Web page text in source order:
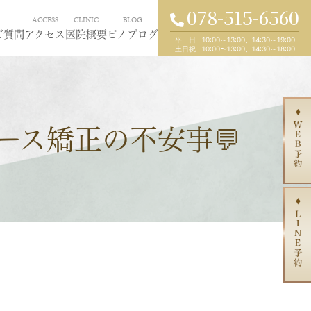
質問
ACCESS
アクセス
CLINIC
医院概要
BLOG
ピノブログ
078-515-6560
平 日
10:00～13:00、14:30～19:00
土日祝
10:00〜13:00、14:30～18:00
ス矯正の不安事💬